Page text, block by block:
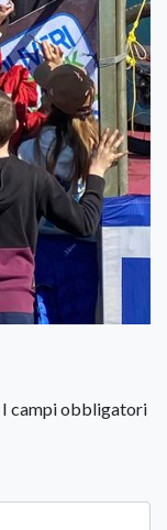
I campi obbligatori